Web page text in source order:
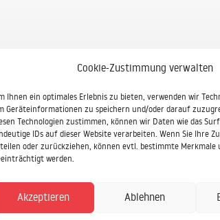
Cookie-Zustimmung verwalten
Ihnen ein optimales Erlebnis zu bieten, verwenden wir
Geräteinformationen zu speichern und/oder darauf
Technologien zustimmen, können wir Daten wie das
IDs auf dieser Website verarbeiten. Wenn Sie Ihre
oder zurückziehen, können evtl. bestimmte Merkmale
werden.
Akzeptieren Ablehnen